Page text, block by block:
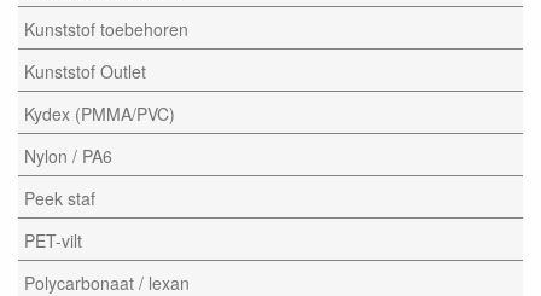
Kunststof toebehoren
Kunststof Outlet
Kydex (PMMA/PVC)
Nylon / PA6
Peek staf
PET-vilt
Polycarbonaat / lexan